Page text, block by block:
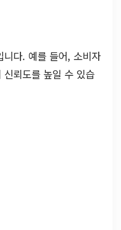
니다. 예를 들어, 소비자
뢰도를 높일 수 있습